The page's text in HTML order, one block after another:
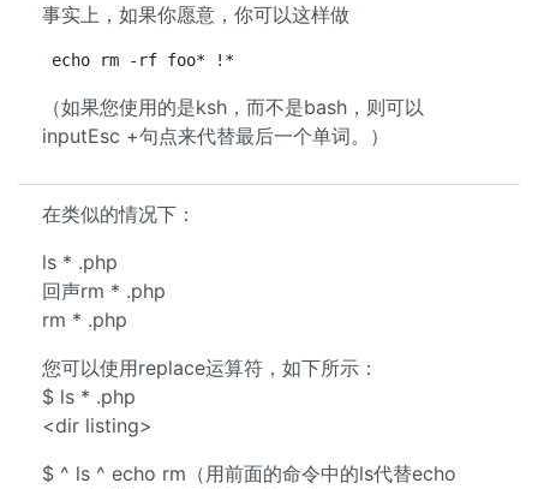
事实上，如果你愿意，你可以这样做
echo rm -rf foo* !*
（如果您使用的是ksh，而不是bash，则可以
inputEsc +句点来代替最后一个单词。）
在类似的情况下：
ls * .php
回声rm * .php
rm * .php
您可以使用replace运算符，如下所示：
$ ls * .php
<dir listing>
$ ^ ls ^ echo rm（用前面的命令中的ls代替echo